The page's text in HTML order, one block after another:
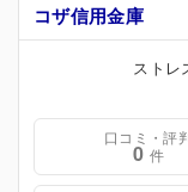
コザ信用金庫
ストレ
口コミ・評
0 件